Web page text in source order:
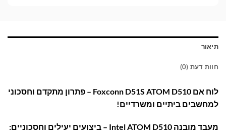
תיאור
חוות דעת (0)
לוח אם Foxconn D51S ATOM D510 – פתרון מתקדם וחסכוני
למחשבים ביתיים ומשרדיים!
מעבד מובנה Intel ATOM D510 – ביצועים יעילים וחסכוניים: